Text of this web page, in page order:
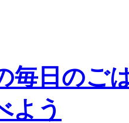
毎日のご
よう